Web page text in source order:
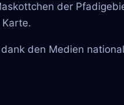
der
den Medien